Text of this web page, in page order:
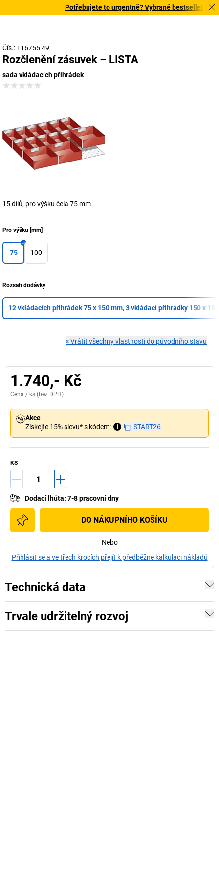
Potřebujete to urgentně? Vybrané bestsellery
Čís.: 116755 49
Rozčlenění zásuvek – LISTA
sada vkládacích přihrádek
15 dílů, pro výšku čela 75 mm
Pro výšku [mm]
75 100
Rozsah dodávky
12 vkládacích přihrádek 75 x 150 mm, 3 vkládací přihrádky 150 x
×Vrátit všechny vlastnosti do původního stavu
1.740,- Kč
Cena / ks (bez DPH)
Akce
Získejte 15% slevu* s kódem:
i START26
KS
Dodací lhůta: 7-8 pracovní dny
DO NÁKUPNÍHO KOŠÍKU
Nebo
Přihlásit se a ve třech krocích přejít k předběžné kalkulaci nákladů
Technická data
Trvale udržitelný rozvoj